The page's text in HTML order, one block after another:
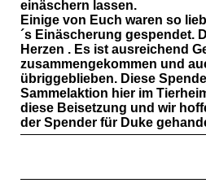
einäschern lassen.
Einige von Euch waren so
´s Einäscherung gespendet.
Herzen . Es ist ausreichend
zusammengekommen und
übriggeblieben. Diese
Sammelaktion hier im
diese Beisetzung und wir
der Spender für Duke